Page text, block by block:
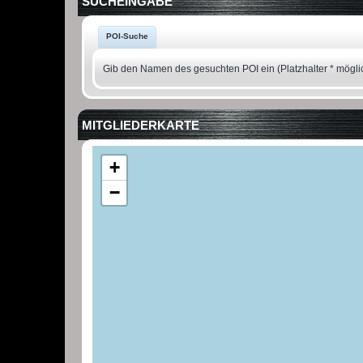
POI-Suche
Gib den Namen des gesuchten POI ein (Platzhalter *
MITGLIEDERKARTE
+
−